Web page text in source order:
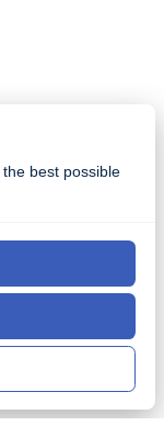
|Powered by
best possible